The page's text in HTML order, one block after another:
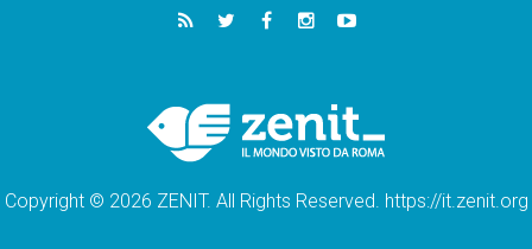
Copyright © 2026 ZENIT. All Rights Reserved. https://it.zenit.org